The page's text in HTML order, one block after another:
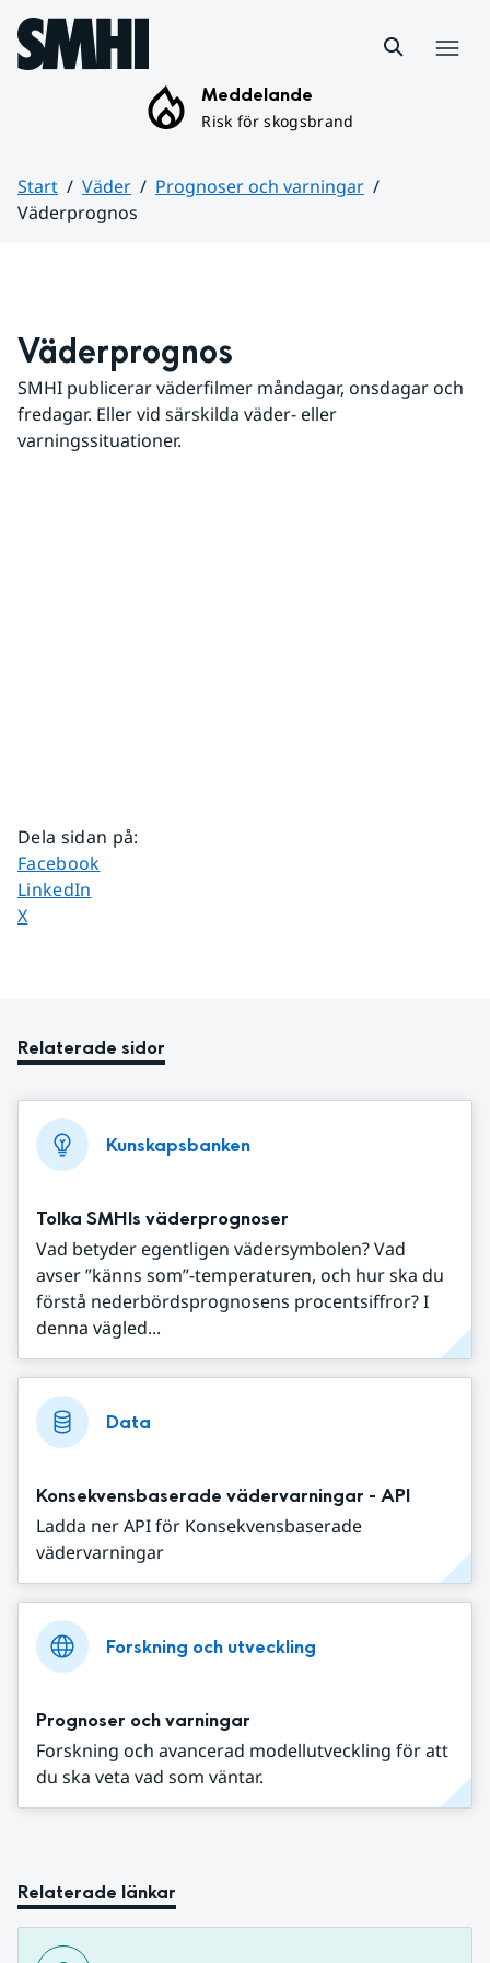
Hoppa till sidans innehåll
Meddelande
Risk för skogsbrand
Start Väder
Prognoser och varningar
Väderprognos
Väderprognos
SMHI publicerar väderfilmer måndagar, onsdagar och
fredagar. Eller vid särskilda väder- eller
varningssituationer.
Dela sidan på:
Dela sidan på
Facebook
Dela sidan på
LinkedIn
Dela sidan på
X
Relaterade sidor
Kunskapsbanken
Tolka SMHIs väderprognoser
Vad betyder egentligen vädersymbolen? Vad
avser ”känns som”-temperaturen, och hur ska du
förstå nederbördsprognosens procentsiffror? I
denna vägled...
Data
Konsekvensbaserade vädervarningar - API
Ladda ner API för Konsekvensbaserade
vädervarningar
Forskning och utveckling
Prognoser och varningar
Forskning och avancerad modellutveckling för att
du ska veta vad som väntar.
Relaterade länkar